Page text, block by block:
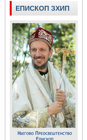
ЕПИСКОП ЗХИП